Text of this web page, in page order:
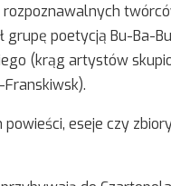
rozpoznawalnych
grupę poetycją Bu-Ba-
(krąg artystów
eseje czy